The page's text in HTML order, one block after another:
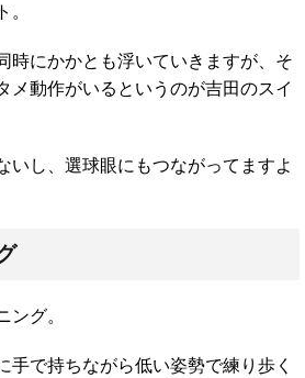
。
時にかかとも浮いていきますが、そ
メ動作がいるというのが吉田のスイ
いし、選球眼にもつながってますよ
ング。
手で持ちながら低い姿勢で練り歩く